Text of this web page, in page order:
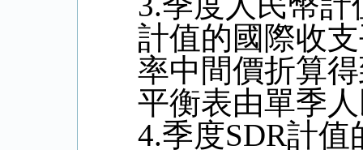
計值的國際收
率中間價折算
平衡表由單季
4.季度SDR計值